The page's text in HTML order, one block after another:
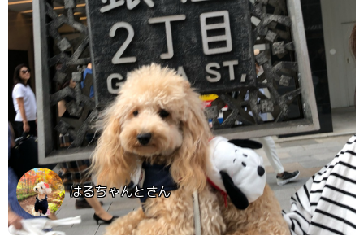
はるちゃんとさん